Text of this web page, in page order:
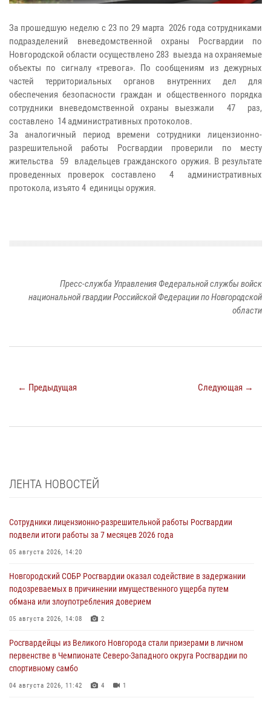
За прошедшую неделю с 23 по 29 марта 2026 года сотрудниками
подразделений вневедомственной охраны Росгвардии по
Новгородской области осуществлено 283 выезда на охраняемые
объекты по сигналу «тревога». По сообщениям из дежурных
частей территориальных органов внутренних дел для
обеспечения безопасности граждан и общественного порядка
сотрудники вневедомственной охраны выезжали 47 раз,
составлено 14 административных протоколов.
За аналогичный период времени сотрудники лицензионно-
разрешительной работы Росгвардии проверили по месту
жительства 59 владельцев гражданского оружия. В результате
проведенных проверок составлено 4 административных
протокола, изъято 4 единицы оружия.
Пресс-служба Управления Федеральной службы войск
национальной гвардии Российской Федерации по Новгородской
области
← Предыдущая Следующая →
ЛЕНТА НОВОСТЕЙ
Сотрудники лицензионно-разрешительной работы Росгвардии
подвели итоги работы за 7 месяцев 2026 года
05 августа 2026, 14:20
Новгородский СОБР Росгвардии оказал содействие в задержании
подозреваемых в причинении имущественного ущерба путем
обмана или злоупотребления доверием
05 августа 2026, 14:08 2
Росгвардейцы из Великого Новгорода стали призерами в личном
первенстве в Чемпионате Северо-Западного округа Росгвардии по
спортивному самбо
04 августа 2026, 11:42 4 1